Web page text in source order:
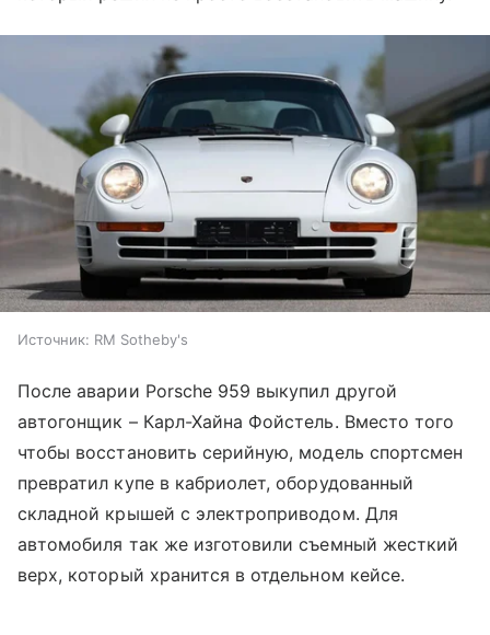
Источник: RM Sotheby's
После аварии Porsche 959 выкупил другой
автогонщик – Карл-Хайна Фойстель. Вместо того
чтобы восстановить серийную, модель спортсмен
превратил купе в кабриолет, оборудованный
складной крышей с электроприводом. Для
автомобиля так же изготовили съемный жесткий
верх, который хранится в отдельном кейсе.